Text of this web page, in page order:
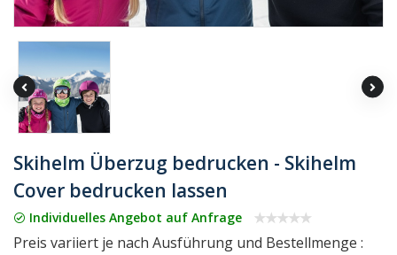
Skihelm Überzug bedrucken - Skihelm
Cover bedrucken lassen
Individuelles Angebot auf Anfrage
Preis variiert je nach Ausführung und Bestellmenge :